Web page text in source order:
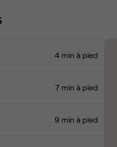
4 min à pied
7 min à pied
9 min à pied